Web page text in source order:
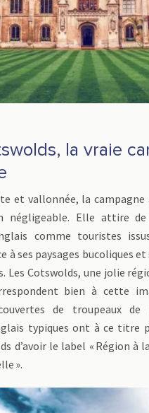
la vraie
et vallonnée, la campagne
négligeable. Elle attire
comme touristes
à ses paysages bucoliques
Les Cotswolds, une jolie
bien à cette
de troupeaux
typiques ont à ce titre
d’avoir le label « Région à
».